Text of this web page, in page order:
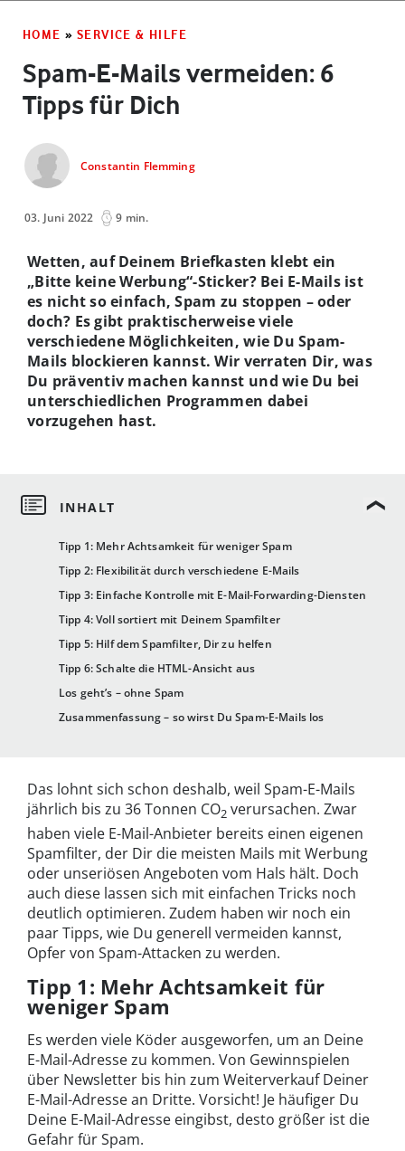
HOME » SERVICE & HILFE
Spam-E-Mails vermeiden: 6
Tipps für Dich
Constantin Flemming
03. Juni 2022 9 min.
Tipp 1: Mehr Achtsamkeit für weniger Spam
Tipp 2: Flexibilität durch verschiedene E-Mails
Tipp 3: Einfache Kontrolle mit E-Mail-Forwarding-Diensten
Tipp 4: Voll sortiert mit Deinem Spamfilter
Tipp 5: Hilf dem Spamfilter, Dir zu helfen
Tipp 6: Schalte die HTML-Ansicht aus
Los geht’s – ohne Spam
Zusammenfassung – so wirst Du Spam-E-Mails los
Wetten, auf Deinem Briefkasten klebt ein
„Bitte keine Werbung“-Sticker? Bei E-Mails ist
es nicht so einfach, Spam zu stoppen – oder
doch? Es gibt praktischerweise viele
verschiedene Möglichkeiten, wie Du Spam-
Mails blockieren kannst. Wir verraten Dir, was
Du präventiv machen kannst und wie Du bei
unterschiedlichen Programmen dabei
vorzugehen hast.
Das lohnt sich schon deshalb, weil Spam-E-Mails
jährlich bis zu 36 Tonnen CO2 verursachen. Zwar
haben viele E-Mail-Anbieter bereits einen eigenen
Spamfilter, der Dir die meisten Mails mit Werbung
oder unseriösen Angeboten vom Hals hält. Doch
auch diese lassen sich mit einfachen Tricks noch
deutlich optimieren. Zudem haben wir noch ein
paar Tipps, wie Du generell vermeiden kannst,
Opfer von Spam-Attacken zu werden.
Tipp 1: Mehr Achtsamkeit für
weniger Spam
Es werden viele Köder ausgeworfen, um an Deine
E-Mail-Adresse zu kommen. Von Gewinnspielen
über Newsletter bis hin zum Weiterverkauf Deiner
E-Mail-Adresse an Dritte. Vorsicht! Je häufiger Du
Deine E-Mail-Adresse eingibst, desto größer ist die
Gefahr für Spam.